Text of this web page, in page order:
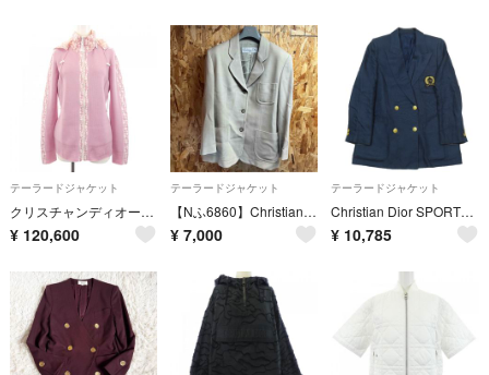
テーラードジャケット
クリスチャンディオール CHRISTIAN DIOR 4H13077300 ジャケット
¥ 120,600
テーラードジャケット
【Nふ6860】Christian Dior SPORTSジャケット ベージュ
¥ 7,000
テーラードジャケット
Christian Dior SPORTS クリスチャンディオール ヴィンテージ リネン テーラードジャケット 金ボタン ダブルブレスト S ネイビー レディース 古着 中古 USED
¥ 10,785